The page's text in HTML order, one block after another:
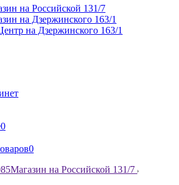
на Российской 131/7
на Дзержинского 163/1
на Дзержинского 163/1
0
0
Магазин на Российской 131/7